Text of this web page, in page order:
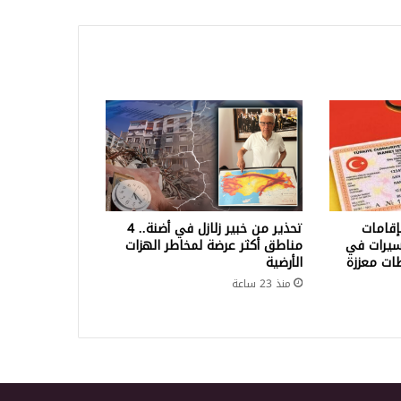
في
معززة
تحذير من خبير زلازل في أضنة.. 4
مناطق أكثر عرضة لمخاطر الهزات
الأرضية
منذ 23 ساعة